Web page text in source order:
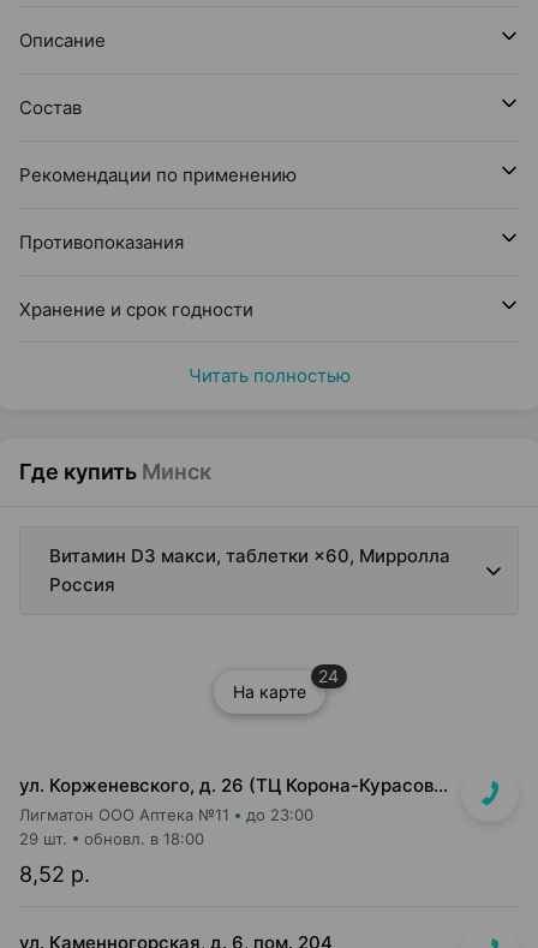
Описание
Состав
Рекомендации по применению
Противопоказания
Хранение и срок годности
Читать полностью
Где купить Минск
Витамин D3 макси, таблетки ×60, Мирролла
Россия
На карте
24
ул. Корженевского, д. 26 (ТЦ Корона-Курасовщина)
Лигматон ООО Аптека №11 до 23:00
8,52 р.
29 шт. обновл. в 18:00
ул. Каменногорская, д. 6, пом. 204